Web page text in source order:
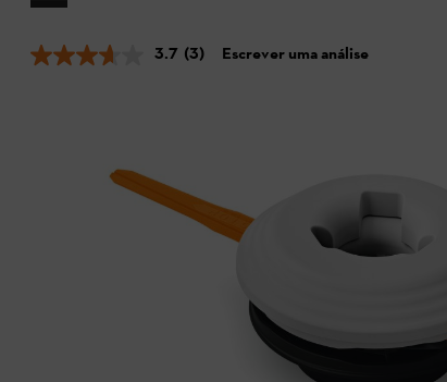
3.7 (3) Escrever uma análise